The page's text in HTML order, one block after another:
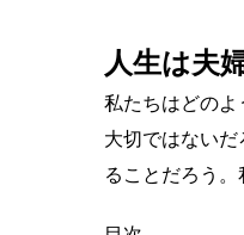
人生は夫
私たちはどの
大切ではない
ることだろう